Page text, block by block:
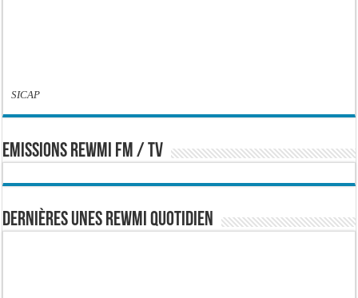
SICAP
EMISSIONS REWMI FM / TV
Dernières Unes Rewmi Quotidien